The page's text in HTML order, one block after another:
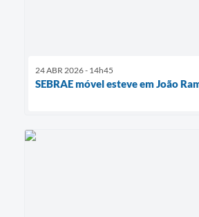
24 ABR 2026 - 14h45
SEBRAE móvel esteve em João